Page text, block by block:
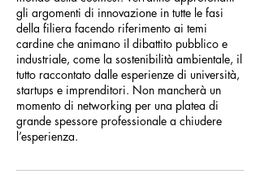
gli argomenti di innovazione in tutte le fasi
della filiera facendo riferimento ai temi
cardine che animano il dibattito pubblico e
industriale, come la sostenibilità ambientale, il
tutto raccontato dalle esperienze di università,
startups e imprenditori. Non mancherà un
momento di networking per una platea di
grande spessore professionale a chiudere
l’esperienza.